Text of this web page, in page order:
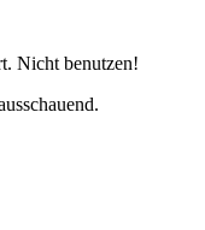
Nicht benutzen!